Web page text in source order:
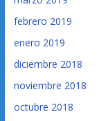
febrero 2019
enero 2019
diciembre 2018
noviembre 2018
octubre 2018